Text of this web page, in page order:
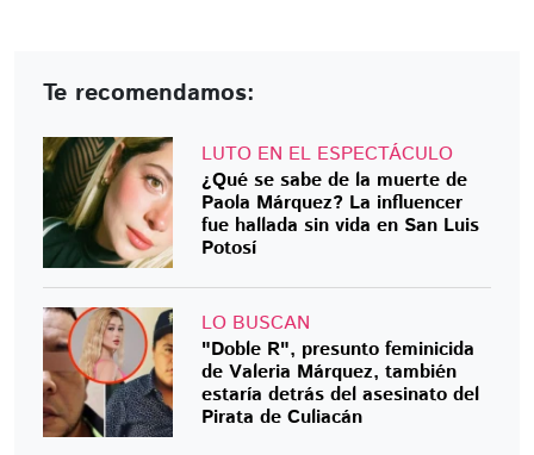
Te recomendamos:
LUTO EN EL ESPECTÁCULO
¿Qué se sabe de la muerte de
Paola Márquez? La influencer
fue hallada sin vida en San Luis
Potosí
LO BUSCAN
"Doble R", presunto feminicida
de Valeria Márquez, también
estaría detrás del asesinato del
Pirata de Culiacán